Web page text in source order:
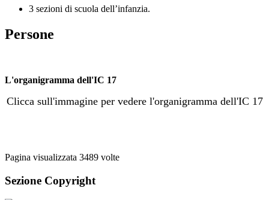
3 sezioni di scuola dell’infanzia.
Persone
L'organigramma dell'IC 17
Clicca sull'immagine per vedere l'organigramma dell'IC 17
Pagina visualizzata 3489 volte
Sezione Copyright